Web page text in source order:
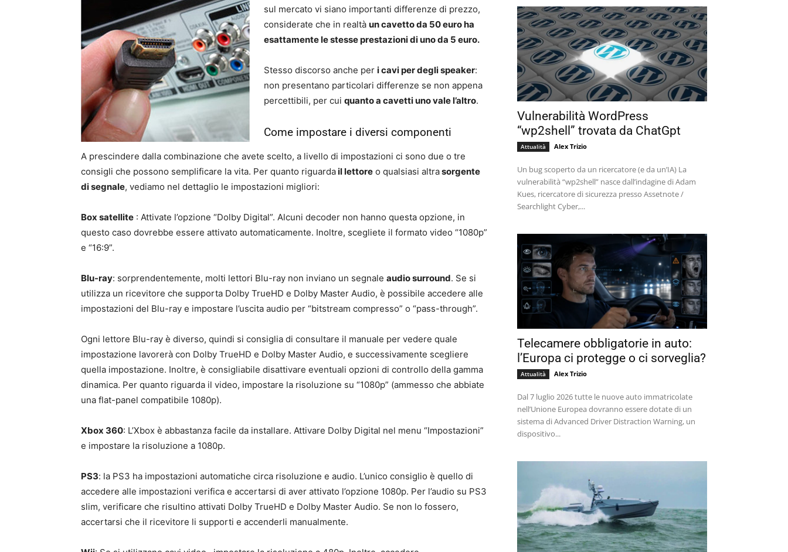
sul mercato vi siano importanti differenze di prezzo,
considerate che in realtà un cavetto da 50 euro ha
esattamente le stesse prestazioni di uno da 5 euro.
Stesso discorso anche per i cavi per degli speaker:
non presentano particolari differenze se non appena
percettibili, per cui quanto a cavetti uno vale l’altro.
Come impostare i diversi componenti
A prescindere dalla combinazione che avete scelto, a livello di impostazioni ci sono due o tre
consigli che possono semplificare la vita. Per quanto riguardail lettore o qualsiasi altrasorgente
di segnale, vediamo nel dettaglio le impostazioni migliori:
Box satellite : Attivate l’opzione “Dolby Digital”. Alcuni decoder non hanno questa opzione, in
questo caso dovrebbe essere attivato automaticamente. Inoltre, scegliete il formato video “1080p”
e “16:9”.
Blu-ray: sorprendentemente, molti lettori Blu-ray non inviano un segnale audio surround. Se si
utilizza un ricevitore che supporta Dolby TrueHD e Dolby Master Audio, è possibile accedere alle
impostazioni del Blu-ray e impostare l’uscita audio per “bitstream compresso” o “pass-through”.
Ogni lettore Blu-ray è diverso, quindi si consiglia di consultare il manuale per vedere quale
impostazione lavorerà con Dolby TrueHD e Dolby Master Audio, e successivamente scegliere
quella impostazione. Inoltre, è consigliabile disattivare eventuali opzioni di controllo della gamma
dinamica. Per quanto riguarda il video, impostare la risoluzione su “1080p” (ammesso che abbiate
una flat-panel compatibile 1080p).
Xbox 360: L’Xbox è abbastanza facile da installare. Attivare Dolby Digital nel menu “Impostazioni”
e impostare la risoluzione a 1080p.
PS3: la PS3 ha impostazioni automatiche circa risoluzione e audio. L’unico consiglio è quello di
accedere alle impostazioni verifica e accertarsi di aver attivato l’opzione 1080p. Per l’audio su PS3
slim, verificare che risultino attivati Dolby TrueHD e Dolby Master Audio. Se non lo fossero,
accertarsi che il ricevitore li supporti e accenderli manualmente.
Vulnerabilità WordPress
“wp2shell” trovata da ChatGpt
Attualità Alex Trizio
Un bug scoperto da un ricercatore (e da un’IA) La
vulnerabilità “wp2shell” nasce dall’indagine di Adam
Kues, ricercatore di sicurezza presso Assetnote /
Searchlight Cyber,...
Telecamere obbligatorie in auto:
l’Europa ci protegge o ci sorveglia?
Attualità Alex Trizio
Dal 7 luglio 2026 tutte le nuove auto immatricolate
nell’Unione Europea dovranno essere dotate di un
sistema di Advanced Driver Distraction Warning, un
dispositivo...